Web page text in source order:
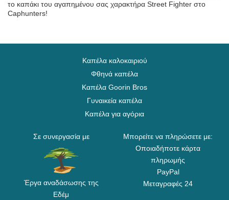
το καπάκι του αγαπημένου σας χαρακτήρα Street Fighter στο
Caphunters!
Καπέλα καλοκαιριού
Φθηνά καπέλα
Καπέλα Goorin Bros
Γυναικεία καπέλα
Καπέλα για αγόρια
Σε συνεργασία με
Έργα αναδάσωσης της
Εδέμ
Μπορείτε να πληρώσετε με:
Οποιαδήποτε κάρτα
πληρωμής
PayPal
Μεταγραφές 24